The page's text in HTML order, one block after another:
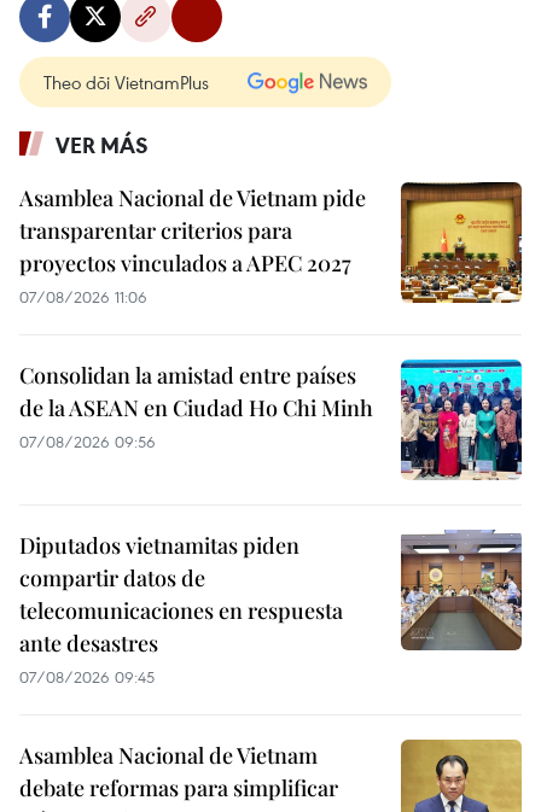
Theo dõi VietnamPlus
VER MÁS
Asamblea Nacional de Vietnam pide
transparentar criterios para
proyectos vinculados a APEC 2027
07/08/2026 11:06
Consolidan la amistad entre países
de la ASEAN en Ciudad Ho Chi Minh
07/08/2026 09:56
Diputados vietnamitas piden
compartir datos de
telecomunicaciones en respuesta
ante desastres
07/08/2026 09:45
Asamblea Nacional de Vietnam
debate reformas para simplificar